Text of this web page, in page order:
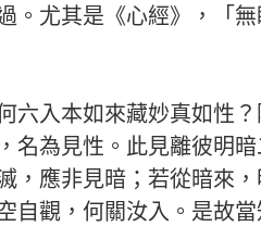
。尤其是《心經》，「
六入本如來藏妙真如性
名為見性。此見離彼明
，應非見暗；若從暗來
自觀，何關汝入。是故